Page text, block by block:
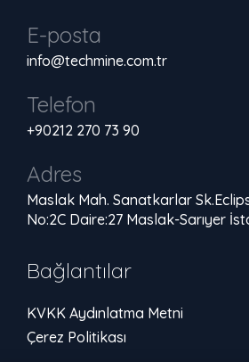
E-posta
info@techmine.com.tr
Telefon
+90212 270 73 90
Adres
Maslak Mah. Sanatkarlar
No:2C Daire:27 Maslak-Sarıyer
Bağlantılar
KVKK Aydınlatma Metni
Çerez Politikası